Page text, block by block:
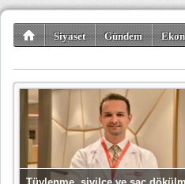
Siyaset Gündem